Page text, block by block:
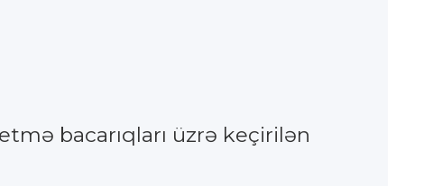
bacarıqları üzrə keçirilən